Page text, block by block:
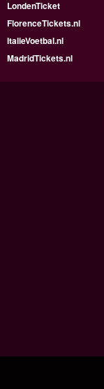
LondenTicket
FlorenceTickets.nl
ItalieVoetbal.nl
MadridTickets.nl